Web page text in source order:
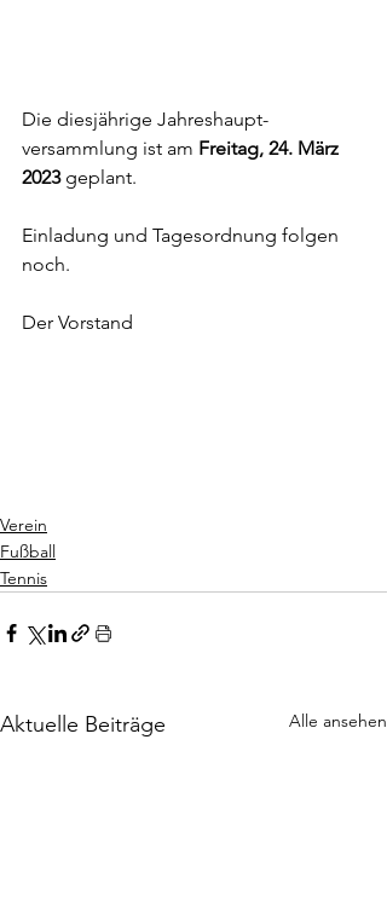
Die diesjährige Jahreshaupt-
versammlung ist am Freitag, 24. März
2023 geplant.
Einladung und Tagesordnung folgen
noch.
Der Vorstand
Verein
Fußball
Tennis
Aktuelle Beiträge Alle ansehen